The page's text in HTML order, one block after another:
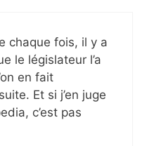
chaque fois, il y a
le législateur l’a
en fait
Et si j’en juge
c’est pas